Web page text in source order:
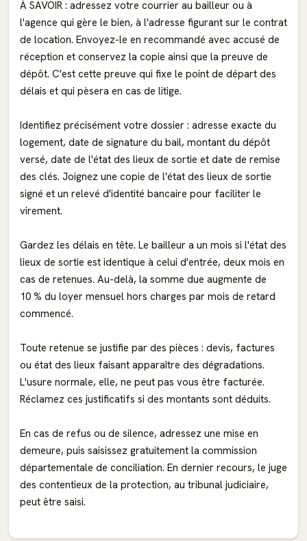
À SAVOIR : adressez votre courrier au bailleur ou à
l'agence qui gère le bien, à l'adresse figurant sur le contrat
de location. Envoyez-le en recommandé avec accusé de
réception et conservez la copie ainsi que la preuve de
dépôt. C'est cette preuve qui fixe le point de départ des
délais et qui pèsera en cas de litige.
Identifiez précisément votre dossier : adresse exacte du
logement, date de signature du bail, montant du dépôt
versé, date de l'état des lieux de sortie et date de remise
des clés. Joignez une copie de l'état des lieux de sortie
signé et un relevé d'identité bancaire pour faciliter le
virement.
Gardez les délais en tête. Le bailleur a un mois si l'état des
lieux de sortie est identique à celui d'entrée, deux mois en
cas de retenues. Au-delà, la somme due augmente de
10 % du loyer mensuel hors charges par mois de retard
commencé.
Toute retenue se justifie par des pièces : devis, factures
ou état des lieux faisant apparaître des dégradations.
L'usure normale, elle, ne peut pas vous être facturée.
Réclamez ces justificatifs si des montants sont déduits.
En cas de refus ou de silence, adressez une mise en
demeure, puis saisissez gratuitement la commission
départementale de conciliation. En dernier recours, le juge
des contentieux de la protection, au tribunal judiciaire,
peut être saisi.